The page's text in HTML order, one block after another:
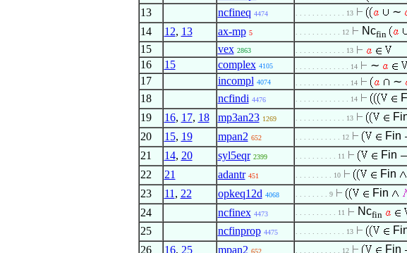
13
ncfineq 4474 . . . . . . . . . . . . 13 ∼
14 12, 13 ax-mp 5 . . . . . . . . . . . 12 Ncfin
15 vex 2863 . . . . . . . . . . . . 13
16 15 complex 4105 . . . . . . . . . . . . . 14
∼
17
incompl 4074 . . . . . . . . . . . . . 14
∼
18
ncfindi 4476 . . . . . . . . . . . . . 14
19
16, 17, 18 mp3an23 1269 . . . . . . . . . . . . 13
20
15, 19 mpan2 652 . . . . . . . . . . . 12 Fin
21
14, 20 syl5eqr 2399 . . . . . . . . . . 11 Fin
22
21 adantr 451 . . . . . . . . . 10 Fin
23
11 , 22 opkeq12d 4068 . . . . . . . . 9 Fin
24
ncfinex 4473 . . . . . . . . . . 11 Ncfin
25 ncfinprop 4475 . . . . . . . . . . . . 13
26
16, 25 mpan2 652 . . . . . . . . . . . 12 Fin